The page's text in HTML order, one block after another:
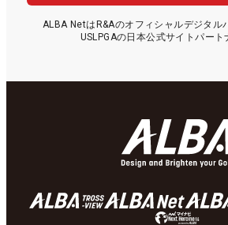
ALBA NetはR&Aのオフィシャルデジタル
USLPGAの日本公式サイトパート